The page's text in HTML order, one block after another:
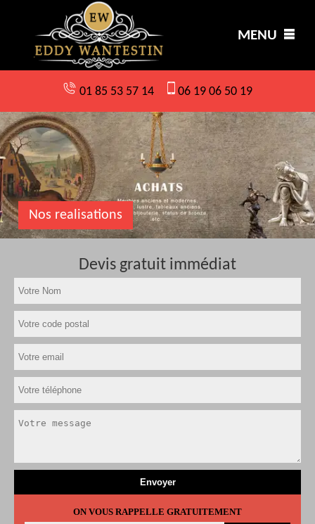
MENU
01 85 53 57 14 06 19 06 50 19
Nos realisations
Devis gratuit immédiat
ON VOUS RAPPELLE GRATUITEMENT